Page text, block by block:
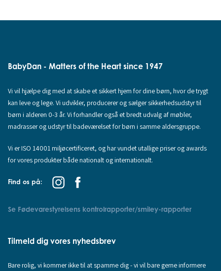
BabyDan - Matters of the Heart since 1947
Vi vil hjælpe dig med at skabe et sikkert hjem for dine børn, hvor de trygt
kan leve og lege. Vi udvikler, producerer og sælger sikkerhedsudstyr til
børn i alderen 0-3 år. Vi forhandler også et bredt udvalg af møbler,
madrasser og udstyr til badeværelset for børn i samme aldersgruppe.
Vi er ISO 14001 miljøcertificeret, og har vundet utallige priser og awards
for vores produkter både nationalt og internationalt.
Find os på:
Se Fødevarestyrelsens kontrolrapporter/smiley-rapporter
Tilmeld dig vores nyhedsbrev
Bare rolig, vi kommer ikke til at spamme dig - vi vil bare gerne informere